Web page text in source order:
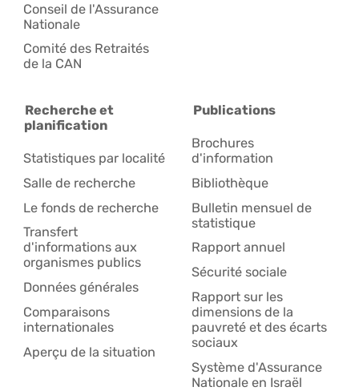
Conseil de l'Assurance
Nationale
Comité des Retraités
de la CAN
Recherche et
planification
Statistiques par localité
Salle de recherche
Le fonds de recherche
Transfert
d'informations aux
organismes publics
Données générales
Comparaisons
internationales
Aperçu de la situation
Publications
Brochures
d'information
Bibliothèque
Bulletin mensuel de
statistique
Rapport annuel
Sécurité sociale
Rapport sur les
dimensions de la
pauvreté et des écarts
sociaux
Système d'Assurance
Nationale en Israël